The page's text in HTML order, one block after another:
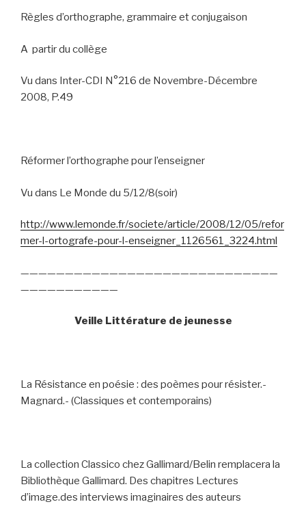
Règles d’orthographe, grammaire et conjugaison
A partir du collège
Vu dans Inter-CDI N°216 de Novembre-Décembre
2008, P.49
Réformer l’orthographe pour l’enseigner
Vu dans Le Monde du 5/12/8(soir)
http://www.lemonde.fr/societe/article/2008/12/05/refor
mer-l-ortografe-pour-l-enseigner_1126561_3224.html
—————————————————————————————
———————————
Veille Littérature de jeunesse
La Résistance en poésie : des poèmes pour résister.-
Magnard.- (Classiques et contemporains)
La collection Classico chez Gallimard/Belin remplacera la
Bibliothèque Gallimard. Des chapitres Lectures
d’image.des interviews imaginaires des auteurs